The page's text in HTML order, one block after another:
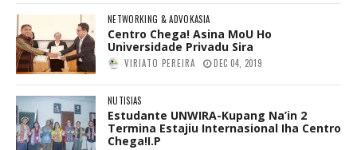
NETWORKING & ADVOKASIA
Centro Chega! Asina MoU Ho
Universidade Privadu Sira
VIRIATO PEREIRA DEC 04, 2019
NUTISIAS
Estudante UNWIRA-Kupang Na’in 2
Termina Estajiu Internasional Iha Centro
Chega!I.P